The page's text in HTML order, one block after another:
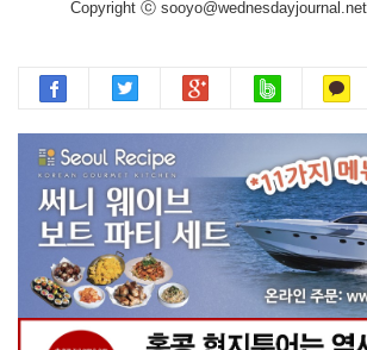
Copyright ⓒ